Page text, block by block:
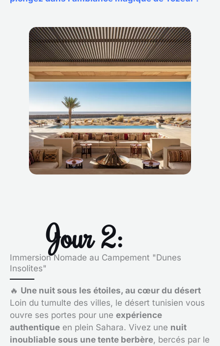
Jour 2:
Immersion Nomade au Campement "Dunes
Insolites"
🔥 Une nuit sous les étoiles, au cœur du désert
Loin du tumulte des villes, le désert tunisien vous
ouvre ses portes pour une expérience
authentique en plein Sahara. Vivez une nuit
inoubliable sous une tente berbère, bercés par le